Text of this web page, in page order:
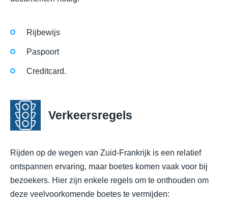
Rijbewijs
Paspoort
Creditcard.
Verkeersregels
Rijden op de wegen van Zuid-Frankrijk is een relatief
ontspannen ervaring, maar boetes komen vaak voor bij
bezoekers. Hier zijn enkele regels om te onthouden om
deze veelvoorkomende boetes te vermijden: